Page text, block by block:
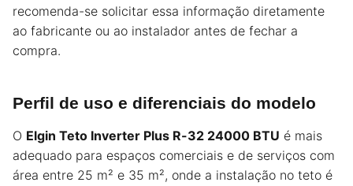
recomenda-se solicitar essa informação diretamente
ao fabricante ou ao instalador antes de fechar a
compra.
Perfil de uso e diferenciais do modelo
O Elgin Teto Inverter Plus R-32 24000 BTU é mais
adequado para espaços comerciais e de serviços com
área entre 25 m² e 35 m², onde a instalação no teto é